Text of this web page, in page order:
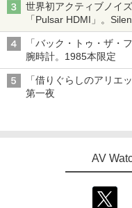
世界初アクティブノイ
「Pulsar HDMI」。
「バック・トゥ・ザ・
腕時計。1985本限定
「借りぐらしのアリエ
第一夜
AV